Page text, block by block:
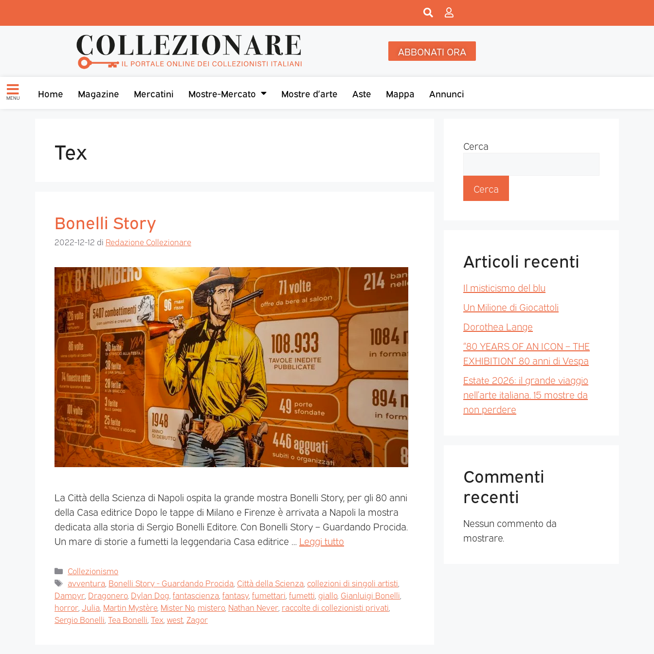
ABBONATI ORA
MENU Home Magazine Mercatini Mostre-Mercato Mostre d’arte Aste Mappa Annunci
Tex
Bonelli Story
2022-12-12 di Redazione Collezionare
La Città della Scienza di Napoli ospita la grande mostra Bonelli Story, per gli 80 anni
della Casa editrice Dopo le tappe di Milano e Firenze è arrivata a Napoli la mostra
dedicata alla storia di Sergio Bonelli Editore. Con Bonelli Story – Guardando Procida.
Un mare di storie a fumetti la leggendaria Casa editrice … Leggi tutto
Collezionismo
avventura Bonelli Story - Guardando Procida Città della Scienza collezioni di singoli artisti
Dampyr Dragonero, Dylan Dog fantascienza fantasy, fumettari fumetti giallo, Gianluigi Bonelli
horror Julia Martin Mystère, Mister No, mistero, Nathan Never raccolte di collezionisti privati
Sergio Bonelli Tea Bonelli Tex west Zagor
Cerca
Cerca
Articoli recenti
Il misticismo del blu
Un Milione di Giocattoli
Dorothea Lange
“80 YEARS OF AN ICON – THE
EXHIBITION” 80 anni di Vespa
Estate 2026: il grande viaggio
nell’arte italiana. 15 mostre da
non perdere
Commenti
recenti
Nessun commento da
mostrare.